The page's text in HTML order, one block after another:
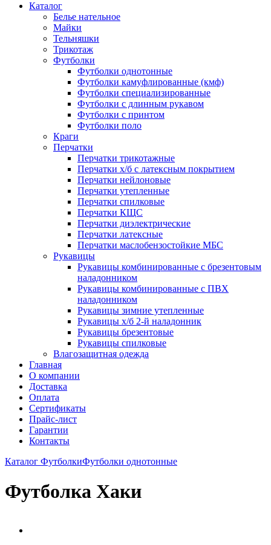
Каталог
Белье нательное
Майки
Тельняшки
Трикотаж
Футболки
Футболки однотонные
Футболки камуфлированные (кмф)
Футболки специализированные
Футболки с длинным рукавом
Футболки с принтом
Футболки поло
Краги
Перчатки
Перчатки трикотажные
Перчатки х/б с латексным покрытием
Перчатки нейлоновые
Перчатки утепленные
Перчатки спилковые
Перчатки КЩС
Перчатки диэлектрические
Перчатки латексные
Перчатки маслобензостойкие МБС
Рукавицы
Рукавицы комбинированные с брезентовым
наладонником
Рукавицы комбинированные с ПВХ
наладонником
Рукавицы зимние утепленные
Рукавицы х/б 2-й наладонник
Рукавицы брезентовые
Рукавицы спилковые
Влагозащитная одежда
Главная
О компании
Доставка
Оплата
Сертификаты
Прайс-лист
Гарантии
Контакты
Каталог ФутболкиФутболки однотонные
Футболка Хаки